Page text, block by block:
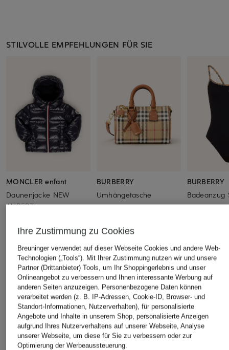
STILVOLLE EMPFEHLUNGEN FÜR SIE
MONCLER enfant
Daunenjacke NEW
AUBERT
BURBERRY
Umhängetasche
BURBERRY
Badeanzug
Weitere Kategorien
Burberry Baby
Burberry Pullover
Ihre Zustimmung zu Cookies
Breuninger verwendet auf dieser Webseite Cookies und andere Web-
Technologien („Tools“). Mit Ihrer Zustimmung nutzen wir und unsere
Partner (Drittanbieter) Tools, um Ihr Shoppingerlebnis und unser
Onlineangebot zu verbessern und Ihnen interessante Werbung auf
anderen Seiten anzuzeigen. Personenbezogene Daten können
verarbeitet werden (z. B. IP-Adressen, Cookie-ID, Browser- und
Standort-Informationen, Nutzerverhalten), für personalisierte
Angebote und Inhalte in unserem Shop, personalisierte Anzeigen
aufgrund Ihres Nutzerverhaltens auf unserer Webseite, Analyse
unserer Webseite, um diese für Sie zu verbessern oder zur
Optimierung der Werbeaussteuerung.